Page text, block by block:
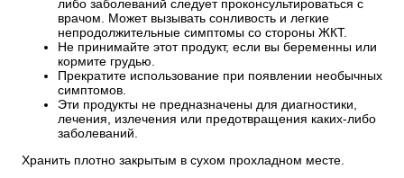
либо заболеваний следует проконсультироваться с
врачом. Может вызывать сонливость и легкие
непродолжительные симптомы со стороны ЖКТ.
Не принимайте этот продукт, если вы беременны или
кормите грудью.
Прекратите использование при появлении необычных
симптомов.
Эти продукты не предназначены для диагностики,
лечения, излечения или предотвращения каких-либо
заболеваний.
Хранить плотно закрытым в сухом прохладном месте.